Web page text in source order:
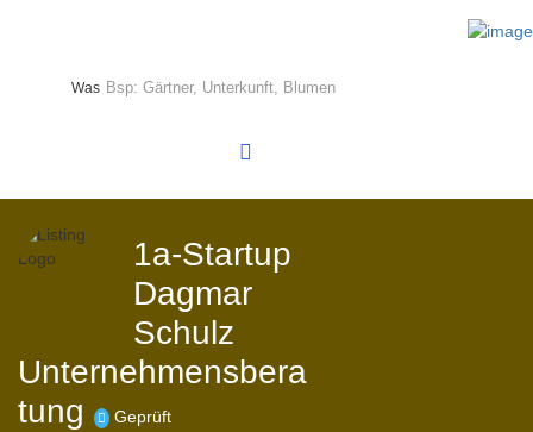
Was
1a-Startup
Dagmar
Schulz
Unternehmensbera
tung
Geprüft